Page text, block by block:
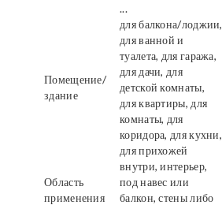
...
Помещение/
здание
для балкона/лоджии,
для ванной и
туалета, для гаража,
для дачи, для
детской комнаты,
для квартиры, для
комнаты, для
коридора, для кухни,
для прихожей
Область
применения
внутри, интерьер,
под навес или
балкон, стены либо